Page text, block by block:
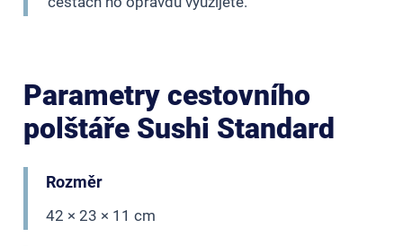
Parametry cestovního
polštáře Sushi Standard
Rozměr
42 × 23 × 11 cm